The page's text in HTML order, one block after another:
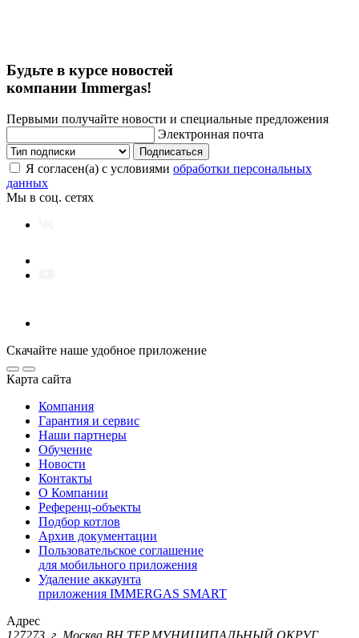
Будьте в курсе новостей
компании Immergas!
Первыми получайте новости и специальные предложения
Электронная почта
Подписаться
Я согласен(а) с условиями обработки персональных
данных
Мы в соц. сетях
Скачайте наше удобное приложение
Карта сайта
Компания
Гарантия и сервис
Наши партнеры
Обучение
Новости
Контакты
О Компании
Референц-объекты
Подбор котлов
Архив документации
Пользовательское соглашение
для мобильного приложения
Удаление аккаунта
приложения IMMERGAS SMART
Адрес
127273, г. Москва ВН.ТЕР.МУНИЦИПАЛЬНЫЙ ОКРУГ